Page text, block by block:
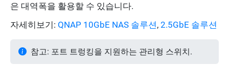
은 대역폭을 활용할 수 있습니다.
자세히보기: QNAP 10GbE NAS 솔루션, 2.5GbE 솔루션
참고: 포트 트렁킹을 지원하는 관리형 스위치.